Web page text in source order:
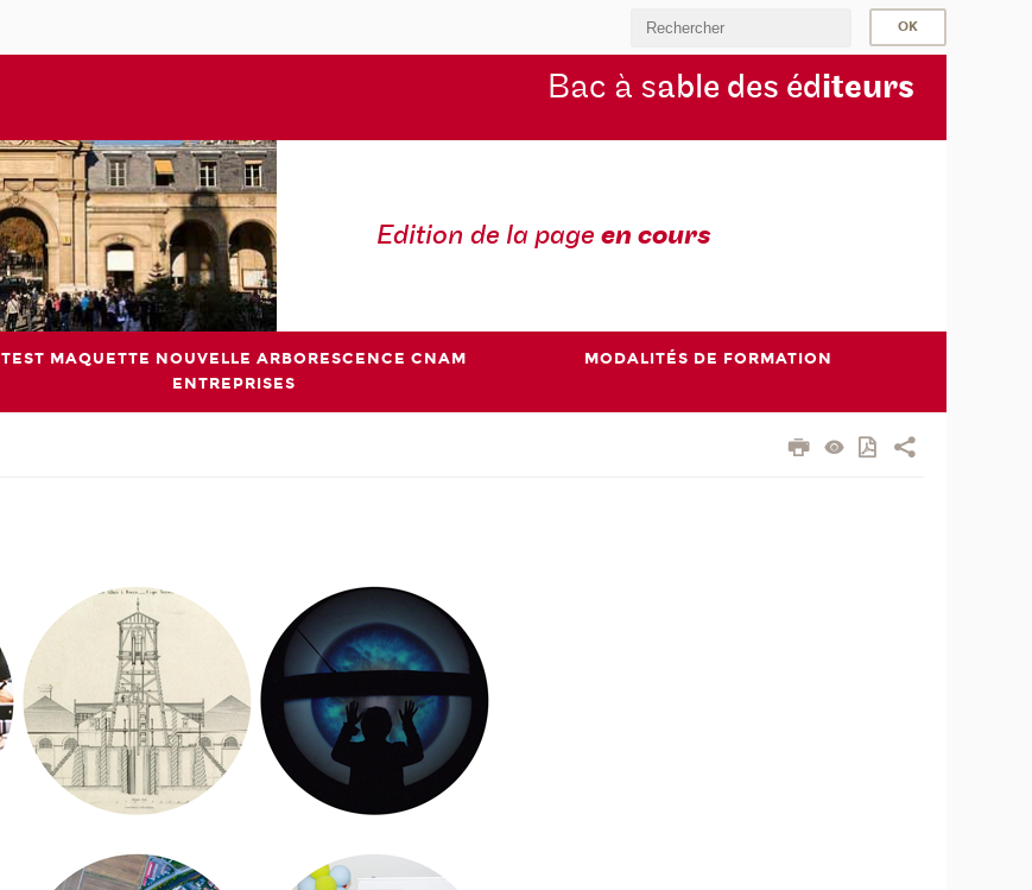
Bac à sable des éditeurs
Edition de la page en cours
TEST MAQUETTE NOUVELLE ARBORESCENCE CNAM
ENTREPRISES
MODALITÉS DE FORMATION